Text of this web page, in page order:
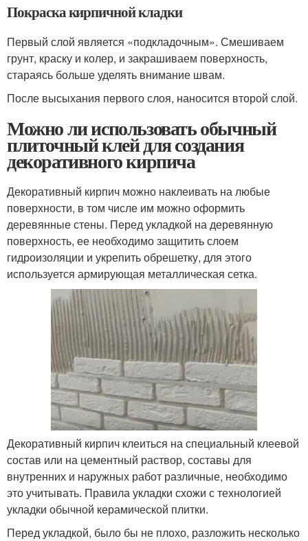
Покраска кирпичной кладки
Первый слой является «подкладочным». Смешиваем
грунт, краску и колер, и закрашиваем поверхность,
стараясь больше уделять внимание швам.
После высыхания первого слоя, наносится второй слой.
Можно ли использовать обычный
плиточный клей для создания
декоративного кирпича
Декоративный кирпич можно наклеивать на любые
поверхности, в том числе им можно оформить
деревянные стены. Перед укладкой на деревянную
поверхность, ее необходимо защитить слоем
гидроизоляции и укрепить обрешетку, для этого
используется армирующая металлическая сетка.
Декоративный кирпич клеиться на специальный клеевой
состав или на цементный раствор, составы для
внутренних и наружных работ различные, необходимо
это учитывать. Правила укладки схожи с технологией
укладки обычной керамической плитки.
Перед укладкой, было бы не плохо, разложить несколько